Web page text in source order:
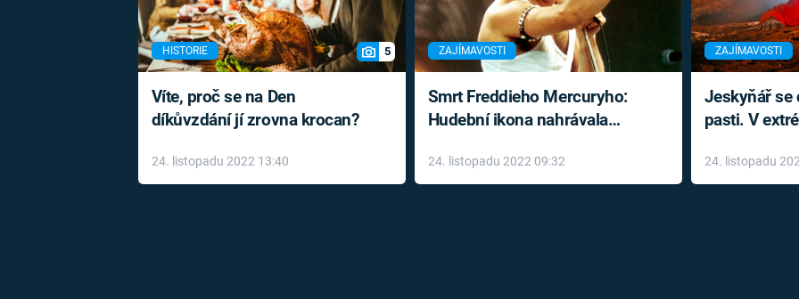
HISTORIE 5
Víte, proč se na Den
díkůvzdání jí zrovna krocan?
24. listopadu 2022 13:40
ZAJÍMAVOSTI
Smrt Freddieho Mercuryho:
Hudební ikona nahrávala
léky
24. listopadu 2022 09:32
ZAJÍMAVOSTI
Jeskyňář se
pasti. V
24. listopadu